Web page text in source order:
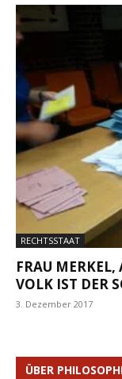
RECHTSSTAAT
FRAU
VOLK IST DER
3. Dezember 2017
ÜBER